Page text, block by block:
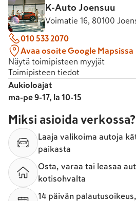
K-Auto Joensuu
Voimatie 16, 80100
010 533 2070
Avaa osoite Google Mapsissa
Näytä toimipisteen myyjät
Toimipisteen tiedot
Aukioloajat
ma-pe 9-17, la 10-15
Miksi asioida verkossa?
Laaja valikoima autoja
paikasta
Osta, varaa tai leasaa
kotisohvalta
14 päivän